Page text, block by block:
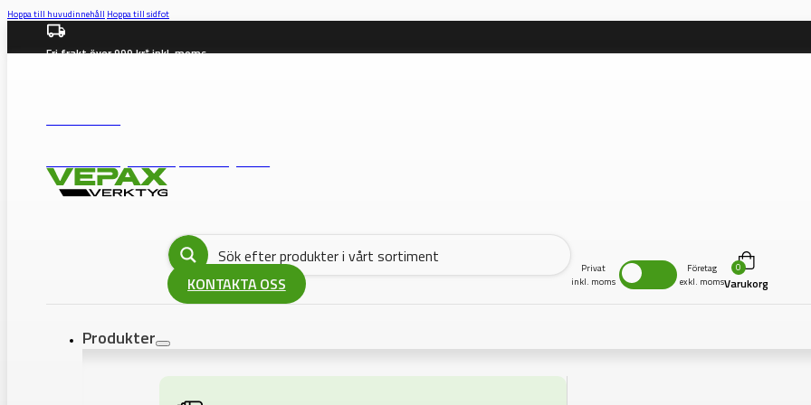
Hoppa till huvudinnehåll Hoppa till sidfot
Fri frakt över 999 kr* inkl. moms
KONTAKTA OSS
Privat
inkl. moms
Företag
exkl. moms
0
Varukorg
Produkter